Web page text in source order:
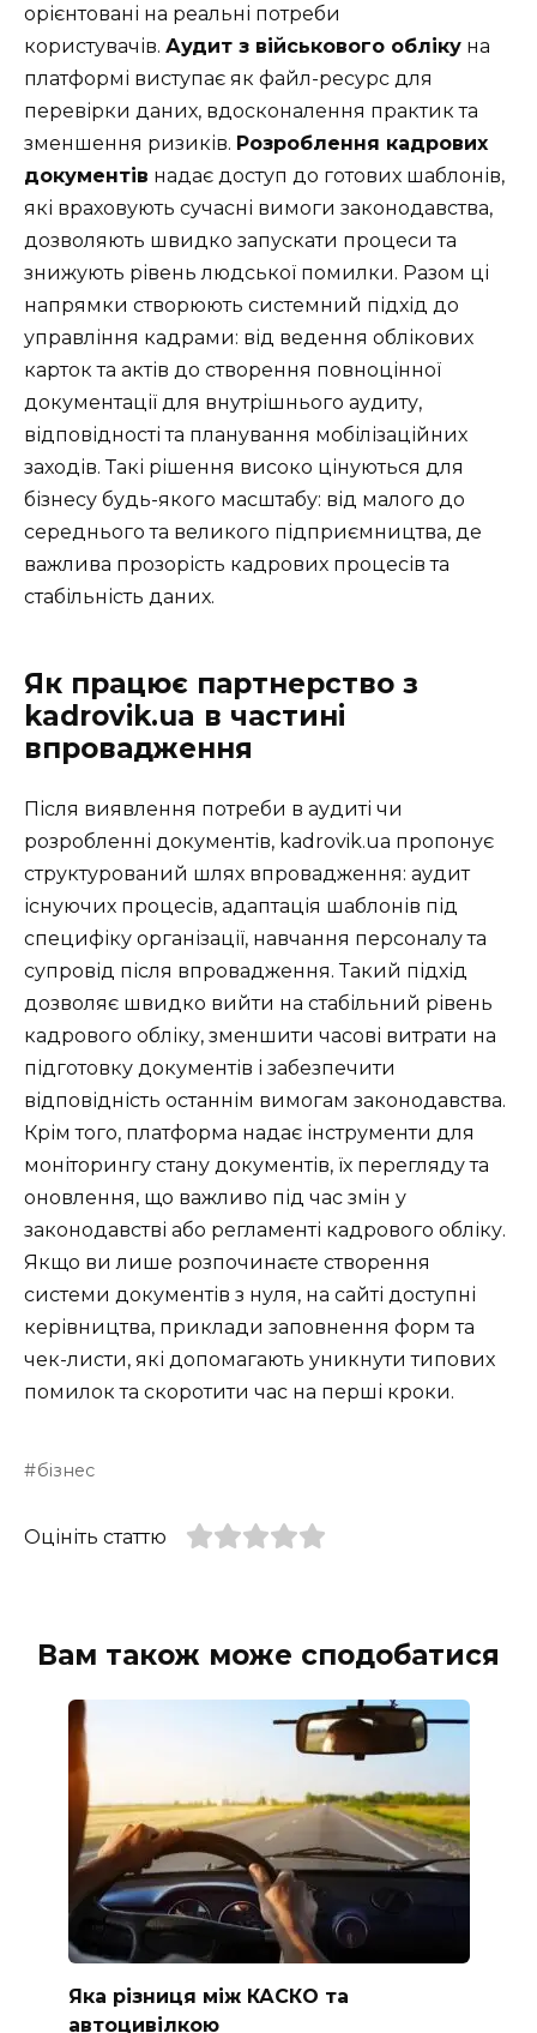
орієнтовані на реальні потреби
користувачів. Аудит з військового обліку на
платформі виступає як файл-ресурс для
перевірки даних, вдосконалення практик та
зменшення ризиків. Розроблення кадрових
документів надає доступ до готових шаблонів,
які враховують сучасні вимоги законодавства,
дозволяють швидко запускати процеси та
знижують рівень людської помилки. Разом ці
напрямки створюють системний підхід до
управління кадрами: від ведення облікових
карток та актів до створення повноцінної
документації для внутрішнього аудиту,
відповідності та планування мобілізаційних
заходів. Такі рішення високо цінуються для
бізнесу будь-якого масштабу: від малого до
середнього та великого підприємництва, де
важлива прозорість кадрових процесів та
стабільність даних.
Як працює партнерство з
kadrovik.ua в частині
впровадження
Після виявлення потреби в аудиті чи
розробленні документів, kadrovik.ua пропонує
структурований шлях впровадження: аудит
існуючих процесів, адаптація шаблонів під
специфіку організації, навчання персоналу та
супровід після впровадження. Такий підхід
дозволяє швидко вийти на стабільний рівень
кадрового обліку, зменшити часові витрати на
підготовку документів і забезпечити
відповідність останнім вимогам законодавства.
Крім того, платформа надає інструменти для
моніторингу стану документів, їх перегляду та
оновлення, що важливо під час змін у
законодавстві або регламенті кадрового обліку.
Якщо ви лише розпочинаєте створення
системи документів з нуля, на сайті доступні
керівництва, приклади заповнення форм та
чек-листи, які допомагають уникнути типових
помилок та скоротити час на перші кроки.
бізнес
Оцініть статтю
Вам також може сподобатися
Яка різниця між КАСКО та
автоцивілкою